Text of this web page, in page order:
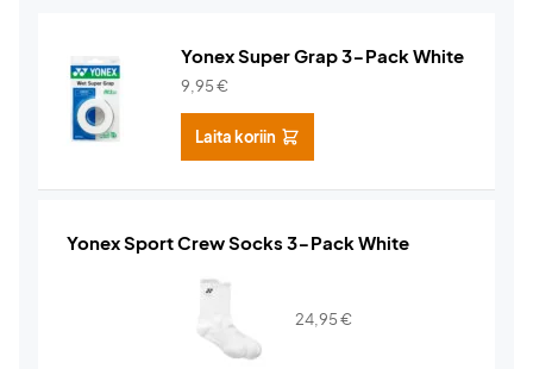
Yonex Super Grap 3-Pack White
9,95€
Laita koriin
Yonex Sport Crew Socks 3-Pack White
24,95€